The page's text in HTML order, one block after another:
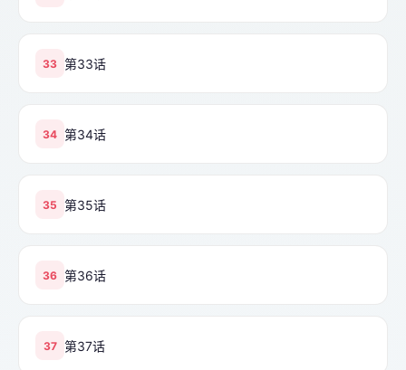
33 第33话
34 第34话
35 第35话
36 第36话
37 第37话